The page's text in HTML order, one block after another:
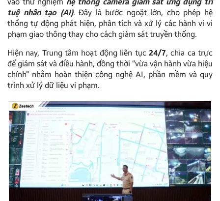
tuệ nhân tạo (AI). Đây là bước ngoặt lớn, cho phép hệ
thống tự động phát hiện, phân tích và xử lý các hành vi vi
phạm giao thông thay cho cách giám sát truyền thống.
Hiện nay, Trung tâm hoạt động liên tục 24/7, chia ca trực
để giám sát và điều hành, đồng thời “vừa vận hành vừa hiệu
chỉnh” nhằm hoàn thiện công nghệ AI, phần mềm và quy
trình xử lý dữ liệu vi phạm.